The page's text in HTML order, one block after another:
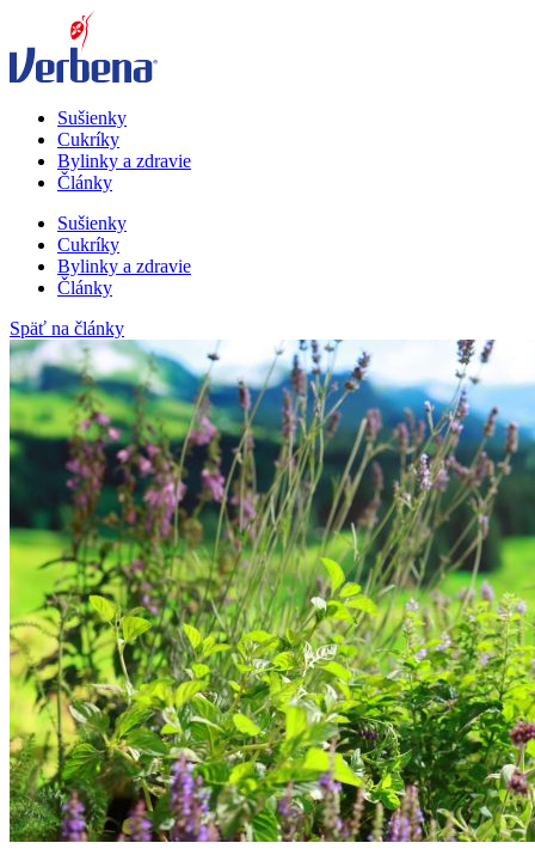
Sušienky
Cukríky
Bylinky a zdravie
Články
Sušienky
Cukríky
Bylinky a zdravie
Články
Späť na články